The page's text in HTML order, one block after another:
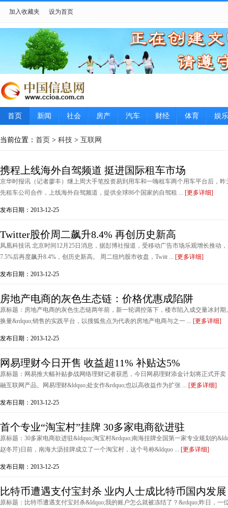
加入收藏夹 设为首页
首页 新闻 社会 房产 汽车 财经 体育 娱乐
当前位置： 首页 > 科技 > 互联网
携程上线海外自驾频道 挺进国际租车市场
京华时报讯（记者廖丰）继上周大手笔投资易到用车和一嗨租车两个用车平台后，
先租车公司合作，上线海外自驾频道，提供全球86个国家的自驾租 ... [更多详细]
发布日期：2013-12-25
Twitter股价周二飙升8.4% 再创历史新高
凤凰科技讯 北京时间12月25日消息，据彭博社报道，受移动广告市场乐观增长推动
7.5%后再度飙升8.4%，创历史新高。 周二纽约股市收盘，Twitt ... [更多详细]
发布日期：2013-12-25
房地产电商的灰色生态链：价格优惠成陷阱
原标题：房地产电商的灰色生态链两年前，新一轮调控落下，楼市陷入成交量冰封
换量&rdquo;销售的实践平台，以搜狐焦点为代表的房地产电商与之一 ... [更多详细]
发布日期：2013-12-25
网易理财今日开售 收益超11% 补贴达5%
原标题：网易推大幅补贴参战网络理财记者获悉，今日网易理财添金计划将正式开
融互联网产品。网易理财&ldquo;处女作&rdquo;也以高收益作为扩张 ... [更多详细]
发布日期：2013-12-25
首个专业“淘宝村”挂牌 30多家电商欲进驻
原标题：30多家电商欲进驻&ldquo;淘宝村&rdquo;南海挂牌全国第一家专业规划的
赵冬芹)日前，南海大沥挂牌成立了一个淘宝村，这个号称&ldquo ... [更多详细]
发布日期：2013-12-25
比特币遭遇支付宝封杀 业内人士成比特币国内发展
原标题：比特币遭遇支付宝封杀&ldquo;我的账户怎么就被冻结了？&rdquo;昨日，一